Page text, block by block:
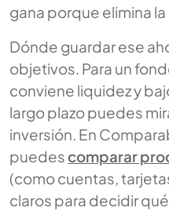
gana porque elimina
Dónde guardar ese
objetivos. Para un
conviene liquidez y
largo plazo puedes
inversión. En
puedes comparar
(como cuentas,
claros para decidir